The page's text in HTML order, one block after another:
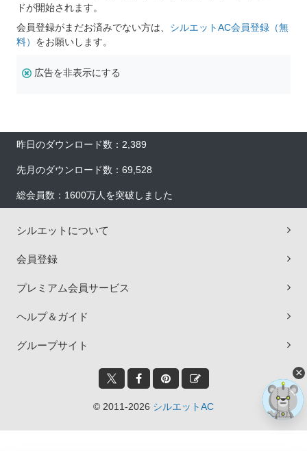
ドが開始されます。
会員登録がまだお済みでない方は、 シルエットAC会員登録（無
料） をお願いします。
広告を非表示にする
昨日のダウンロード数：2,389
先月のダウンロード数：69,528
総会員数：1600万人を突破しました
シルエットについて
会員登録
プレミアム会員サービス
ヘルプ＆ガイド
グループサイト
© 2011-2026 シルエットAC
×